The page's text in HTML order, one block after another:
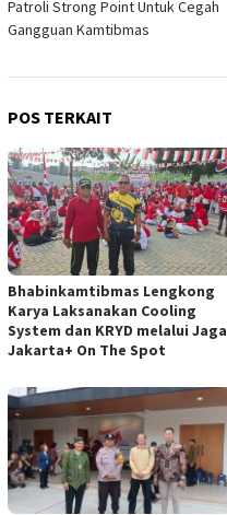
Patroli Strong Point Untuk Cegah
Gangguan Kamtibmas
POS TERKAIT
Bhabinkamtibmas Lengkong
Karya Laksanakan Cooling
System dan KRYD melalui Jaga
Jakarta+ On The Spot